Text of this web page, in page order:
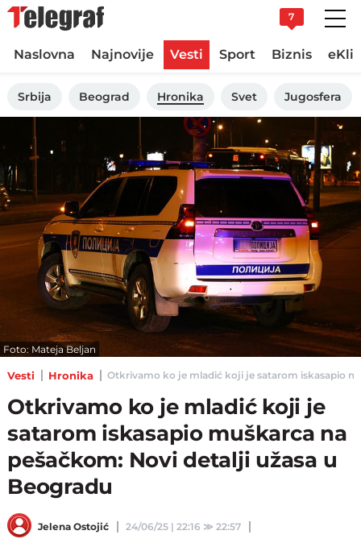
7
Naslovna Najnovije Vesti Sport Biznis
Srbija Beograd Hronika Svet Jugosfera
Foto: Mateja Beljan
Vesti Hronika Otkrivamo ko je mladić koji je satarom iskasapio
Otkrivamo ko je mladić koji je
satarom iskasapio muškarca na
pešačkom: Novi detalji užasa u
Beogradu
Jelena Ostojić 24/06/25 | 22:16 ≫22:57